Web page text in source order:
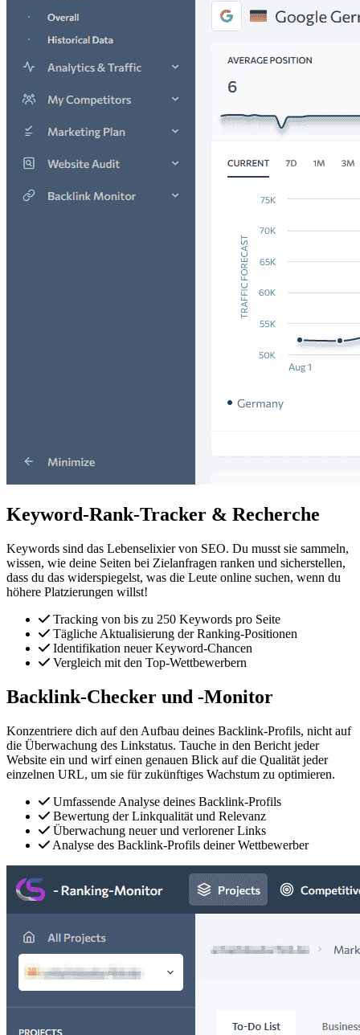
Keyword-Rank-Tracker & Recherche
Keywords sind das Lebenselixier von SEO. Du musst sie sammeln,
wissen, wie deine Seiten bei Zielanfragen ranken und sicherstellen,
dass du das widerspiegelst, was die Leute online suchen, wenn du
höhere Platzierungen willst!
Tracking von bis zu 250 Keywords pro Seite
Tägliche Aktualisierung der Ranking-Positionen
Identifikation neuer Keyword-Chancen
Vergleich mit den Top-Wettbewerbern
Backlink-Checker und -Monitor
Konzentriere dich auf den Aufbau deines Backlink-Profils, nicht auf
die Überwachung des Linkstatus. Tauche in den Bericht jeder
Website ein und wirf einen genauen Blick auf die Qualität jeder
einzelnen URL, um sie für zukünftiges Wachstum zu optimieren.
Umfassende Analyse deines Backlink-Profils
Bewertung der Linkqualität und Relevanz
Überwachung neuer und verlorener Links
Analyse des Backlink-Profils deiner Wettbewerber